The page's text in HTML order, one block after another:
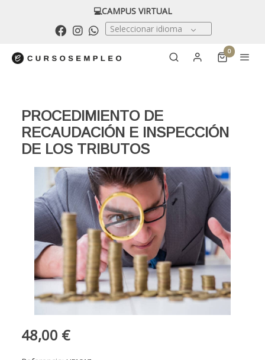
💻CAMPUS VIRTUAL
Seleccionar idioma
0
PROCEDIMIENTO DE
RECAUDACIÓN E INSPECCIÓN
DE LOS TRIBUTOS
48,00 €